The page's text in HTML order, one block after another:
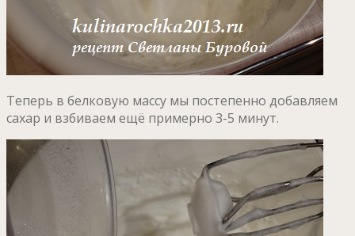
Теперь в белковую массу мы постепенно добавляем
сахар и взбиваем ещё примерно 3-5 минут.